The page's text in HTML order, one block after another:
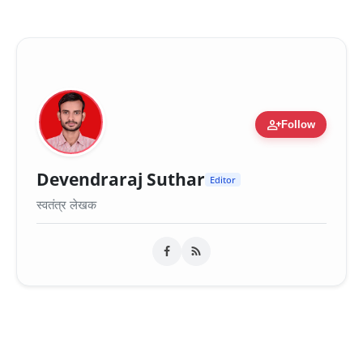
person_addFollow
Devendraraj Suthar Editor
स्वतंत्र लेखक